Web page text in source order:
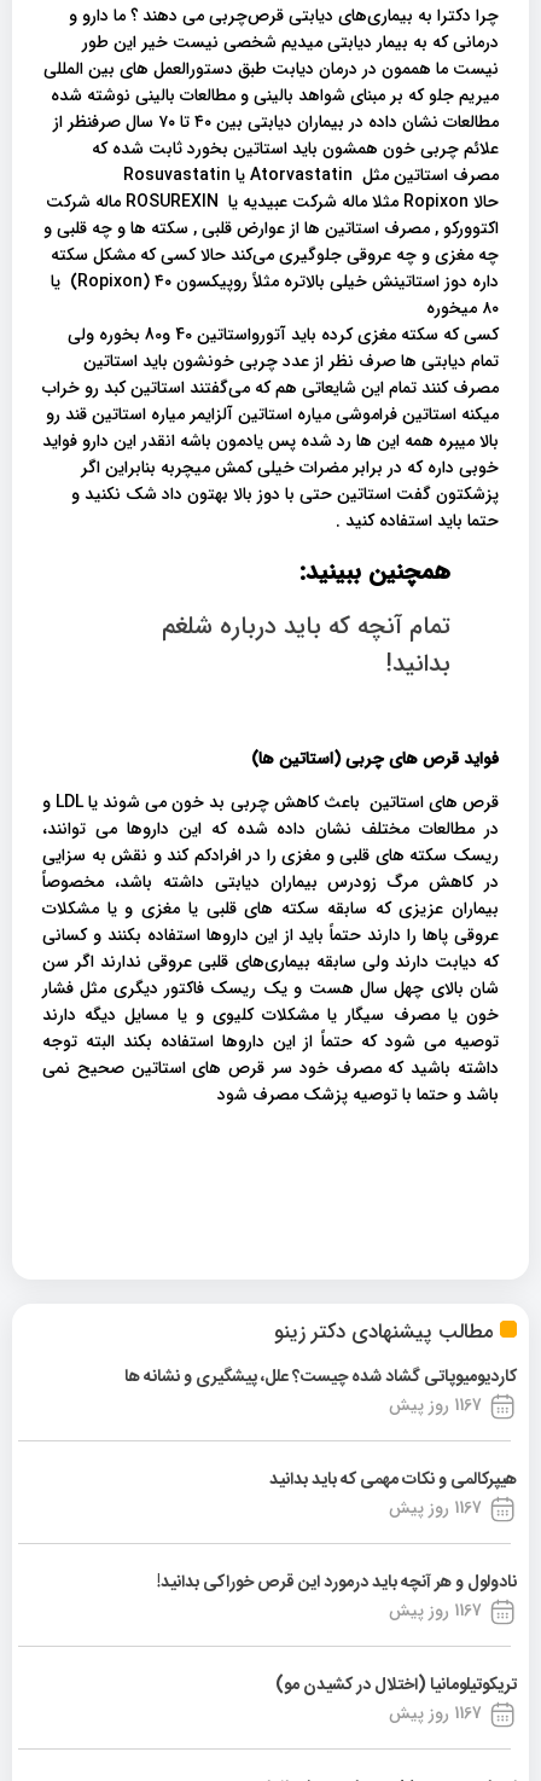
مطالب پیشنهادی دکتر زینو
کاردیومیوپاتی گشاد شده چیست؟ علل، پیشگیری و نشانه ها
1167 روز پیش
هیپرکالمی و نکات مهمی که باید بدانید
1167 روز پیش
نادولول و هر آنچه باید درمورد این قرص خوراکی بدانید!
1167 روز پیش
تریکوتیلومانیا (اختلال در کشیدن مو)
1167 روز پیش
چرا دکترا به بیماری‌های دیابتی قرص‌چربی می دهند ؟ ما دارو و
درمانی که به بیمار دیابتی میدیم شخصی نیست خیر این طور
نیست ما هممون در درمان دیابت طبق دستورالعمل های بین المللی
میریم جلو که بر مبنای شواهد بالینی و مطالعات بالینی نوشته شده
مطالعات نشان داده در بیماران دیابتی بین ۴۰ تا ۷۰ سال صرفنظر از
علائم چربی خون همشون باید استاتین بخورد ثابت شده که
مصرف استاتین مثل Atorvastatin یا Rosuvastatin
حالا Ropixon مثلا ماله شرکت عبیدیه یا ROSUREXIN ماله شرکت
اکتوورکو , مصرف استاتین ها از عوارض قلبی , سکته ها و چه قلبی و
چه مغزی و چه عروقی جلوگیری می‌کند حالا کسی که مشکل سکته
داره دوز استاتینش خیلی بالاتره مثلاً روپیکسون Ropixon) ۴۰) یا
۸۰ میخوره
کسی که سکته مغزی کرده باید آتورواستاتین 40 و80 بخوره ولی
تمام دیابتی ها صرف نظر از عدد چربی خونشون باید استاتین
مصرف کنند تمام این شایعاتی هم که می‌گفتند استاتین کبد رو خراب
میکنه استاتین فراموشی میاره استاتین آلزایمر میاره استاتین قند رو
بالا میبره همه این ها رد شده پس یادمون باشه انقدر این دارو فواید
خوبی داره که در برابر مضرات خیلی کمش میچربه بنابراین اگر
پزشکتون گفت استاتین حتی با دوز بالا بهتون داد شک نکنید و
حتما باید استفاده کنید .
همچنین ببینید:
تمام آنچه که باید درباره شلغم
بدانید!
فواید قرص های چربی (استاتین ها)
قرص های استاتین باعث کاهش چربی بد خون می شوند یا LDL و
در مطالعات مختلف نشان داده شده که این داروها می توانند،
ریسک سکته های قلبی و مغزی را در افرادکم کند و نقش به سزایی
در کاهش مرگ زودرس بیماران دیابتی داشته باشد، مخصوصاً
بیماران عزیزی که سابقه سکته های قلبی یا مغزی و یا مشکلات
عروقی پاها را دارند حتماً باید از این داروها استفاده بکنند و کسانی
که دیابت دارند ولی سابقه بیماری‌های قلبی عروقی ندارند اگر سن
شان بالای چهل سال هست و یک ریسک فاکتور دیگری مثل فشار
خون یا مصرف سیگار یا مشکلات کلیوی و یا مسایل دیگه دارند
توصیه می شود که حتماً از این داروها استفاده بکند البته توجه
داشته باشید که مصرف خود سر قرص های استاتین صحیح نمی
باشد و حتما با توصیه پزشک مصرف شود